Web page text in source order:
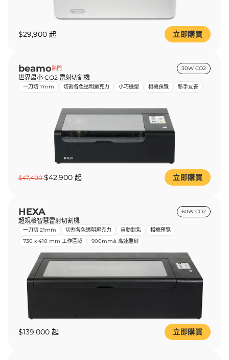
$29,900 起 立即購買
beamo熱門 30W CO2
世界最小 CO2 雷射切割機
一刀切 7mm 切割各色透明壓克力 小巧機型 相機預覽 新手友善
$47,400$42,900 起 立即購買
HEXA 60W CO2
超規格智慧雷射切割機
一刀切 21mm 切割各色透明壓克力 自動對焦
相機預覽
730 x 410 mm 工作區域
900mm/s 高速雕刻
$139,000 起 立即購買